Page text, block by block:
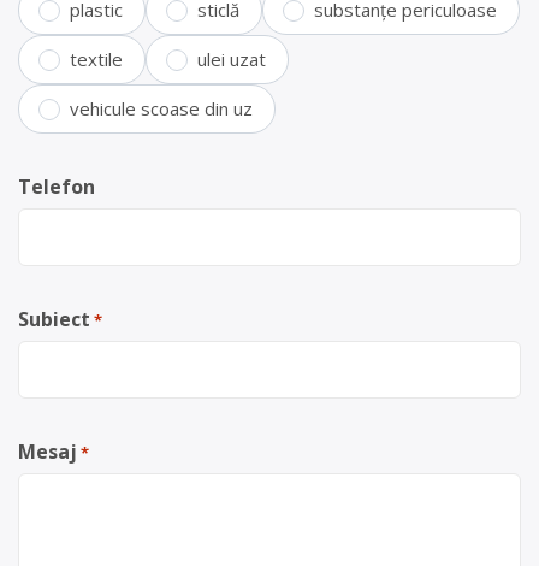
plastic sticlă substanțe periculoase
textile ulei uzat
vehicule scoase din uz
Telefon
Subiect *
Mesaj *